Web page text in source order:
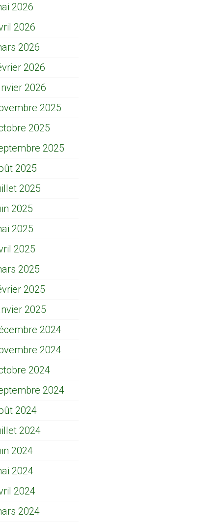
2026
2026
2026
2026
2026
2025
2025
2025
2025
2025
2025
2025
2025
2025
2025
2025
2024
2024
2024
2024
2024
2024
2024
2024
2024
2024